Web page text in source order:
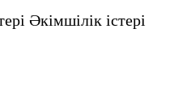
Әкімшілік істері